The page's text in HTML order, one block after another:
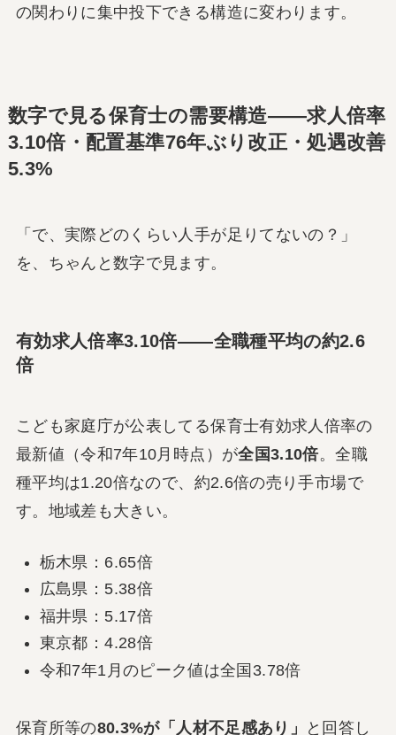
の関わりに集中投下できる構造に変わります。
数字で見る保育士の需要構造――求人倍率
3.10倍・配置基準76年ぶり改正・処遇改善
5.3%
「で、実際どのくらい人手が足りてないの？」
を、ちゃんと数字で見ます。
有効求人倍率3.10倍――全職種平均の約2.6
倍
こども家庭庁が公表してる保育士有効求人倍率の
最新値（令和7年10月時点）が全国3.10倍。全職
種平均は1.20倍なので、約2.6倍の売り手市場で
す。地域差も大きい。
栃木県：6.65倍
広島県：5.38倍
福井県：5.17倍
東京都：4.28倍
令和7年1月のピーク値は全国3.78倍
保育所等の80.3%が「人材不足感あり」 と回答し